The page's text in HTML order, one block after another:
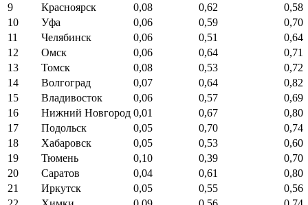
9
Красноярск 0,08 0,62
0,58
10
Уфа 0,06 0,59
0,70
11
Челябинск 0,06 0,51
0,64
12
Омск 0,06 0,64
0,71
13
Томск 0,08 0,53
0,72
14
Волгоград 0,07 0,64
0,82
15
Владивосток 0,06 0,57
0,69
16
Нижний Новгород 0,01 0,67
0,80
17
Подольск 0,05 0,70
0,74
18
Хабаровск 0,05 0,53
0,60
19
Тюмень 0,10 0,39
0,70
20
Саратов 0,04 0,61
0,80
21
Иркутск 0,05 0,55
0,56